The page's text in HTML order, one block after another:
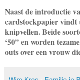
Naast de introductie
cardstockpapier vindt
knipvellen. Beide
‘50” en worden
outs over een vrouw